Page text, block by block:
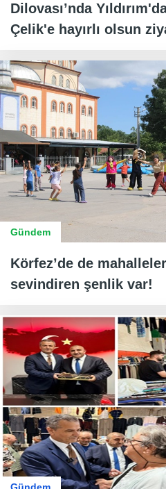
Dilovası’nda
Çelik'e hayırlı olsun
Gündem
Körfez’de de
sevindiren şenlik var!